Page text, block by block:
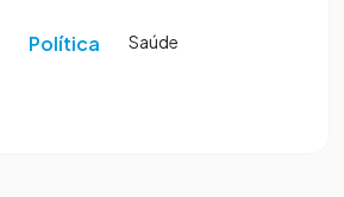
Política Saúde